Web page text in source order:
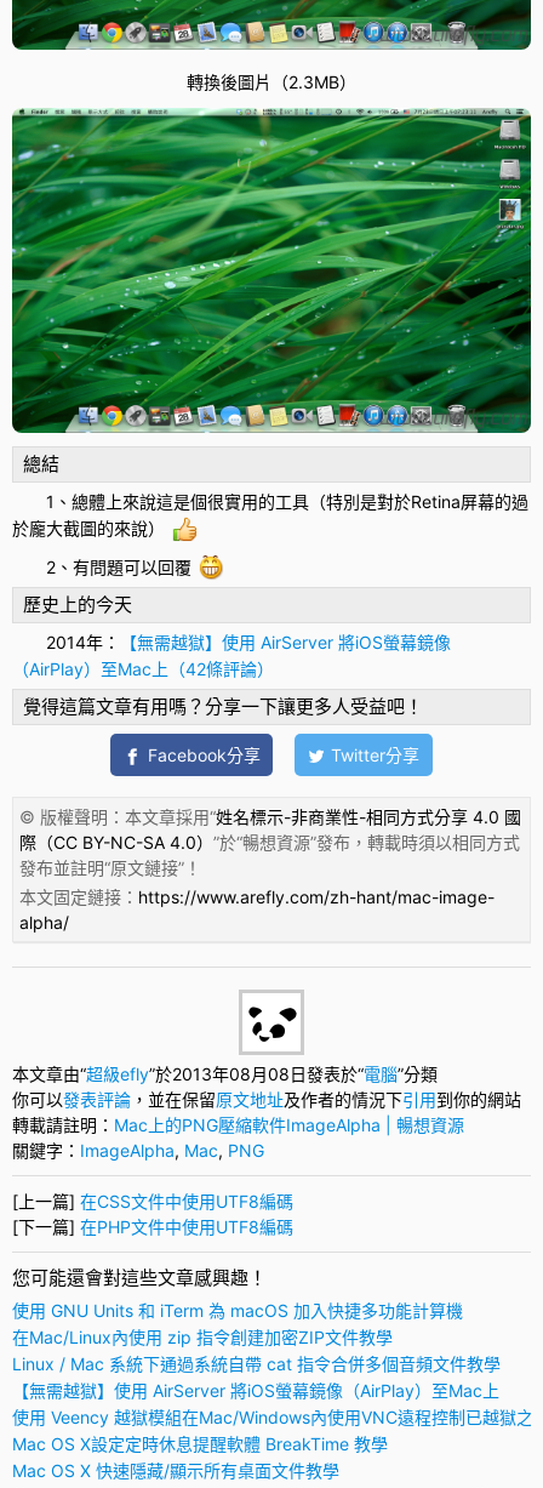
轉換後圖片（2.3MB）
總結
1、總體上來說這是個很實用的工具（特別是對於Retina屏幕的過
於龐大截圖的來說）
2、有問題可以回覆
歷史上的今天
2014年：
【無需越獄】使用 AirServer 將iOS螢幕鏡像
（AirPlay）至Mac上（42條評論）
覺得這篇文章有用嗎？分享一下讓更多人受益吧！
Facebook分享 Twitter分享
© 版權聲明：本文章採用“姓名標示-非商業性-相同方式分享 4.0 國
際（CC BY-NC-SA 4.0） ”於“暢想資源”發布，轉載時須以相同方式
發布並註明“原文鏈接”！
本文固定鏈接： https://www.arefly.com/zh-hant/mac-image-
alpha/
本文章由“超級efly”於2013年08月08日發表於“電腦”分類
你可以發表評論 ，並在保留原文地址及作者的情況下引用到你的網站
轉載請註明： Mac上的PNG壓縮軟件ImageAlpha | 暢想資源
關鍵字： ImageAlpha, Mac, PNG
[上一篇] 在CSS文件中使用UTF8編碼
[下一篇] 在PHP文件中使用UTF8編碼
您可能還會對這些文章感興趣！
使用 GNU Units 和 iTerm 為 macOS 加入快捷多功能計算機
在Mac/Linux內使用 zip 指令創建加密ZIP文件教學
Linux / Mac 系統下通過系統自帶 cat 指令合併多個音頻文件教學
【無需越獄】使用 AirServer 將iOS螢幕鏡像（AirPlay）至Mac上
使用 Veency 越獄模組在Mac/Windows內使用VNC遠程控制已越獄之
Mac OS X設定定時休息提醒軟體 BreakTime 教學
Mac OS X 快速隱藏/顯示所有桌面文件教學